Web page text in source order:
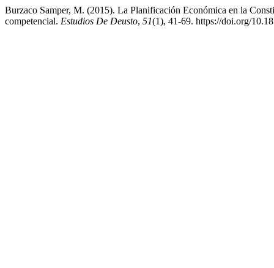
Burzaco Samper, M. (2015). La Planificación Económica en la
competencial. Estudios De Deusto, 51(1), 41-69. https://doi.org/